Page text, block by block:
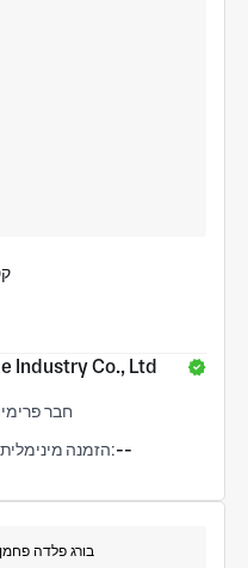
Industry Co., Ltd
חבר פרימיום 1
הזמנה מינימלית:--